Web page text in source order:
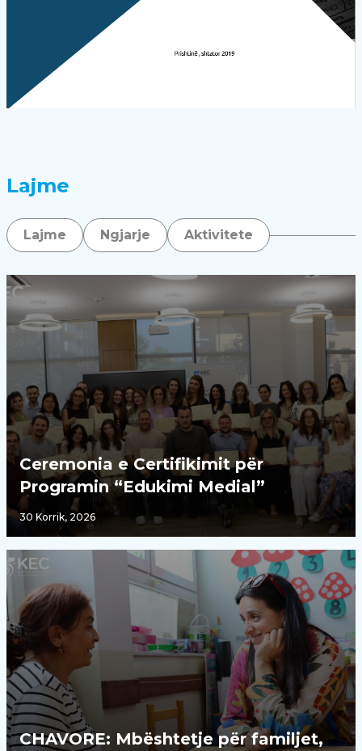
Lajme
Lajme Ngjarje Aktivitete
Ceremonia e Certifikimit për
Programin “Edukimi Medial”
30 Korrik, 2026
CHAVORE: Mbështetje për familjet,